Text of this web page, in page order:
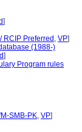
]
RCIP Preferred , VP]
(1988-)
]
Program rules
SMB-PK, VP]